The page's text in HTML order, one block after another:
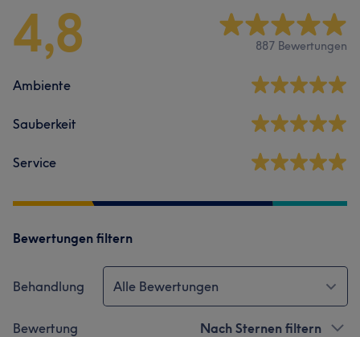
4,8 887 Bewertungen
Ambiente
Sauberkeit
Service
Bewertungen filtern
Behandlung Alle Bewertungen
Bewertung Nach Sternen filtern